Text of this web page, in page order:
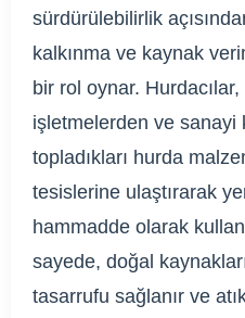
sürdürülebilirlik
kalkınma ve kaynak
bir rol oynar.
işletmelerden ve sanayi
topladıkları hurda
tesislerine ulaştırarak
hammadde olarak
sayede, doğal
tasarrufu sağlanır ve